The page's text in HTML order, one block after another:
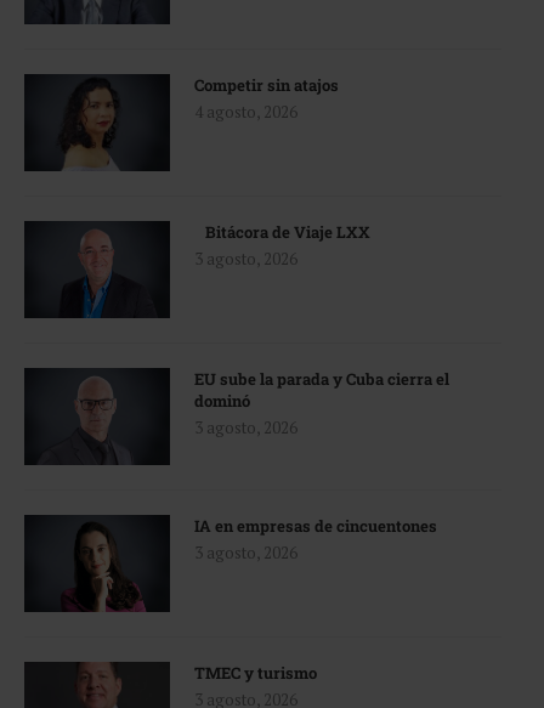
Competir sin atajos
4 agosto, 2026
Bitácora de Viaje LXX
3 agosto, 2026
EU sube la parada y Cuba cierra el
dominó
3 agosto, 2026
IA en empresas de cincuentones
3 agosto, 2026
TMEC y turismo
3 agosto, 2026